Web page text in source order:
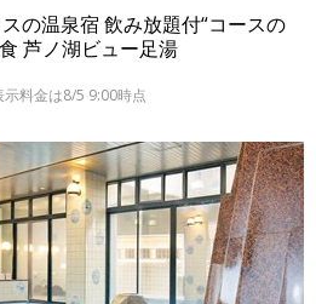
の温泉宿 飲み放題付“コースの
芦ノ湖ビュー足湯
料金は8/5 9:00時点